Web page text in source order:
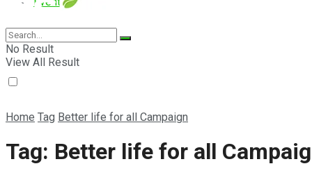
E-Magazine
No Result
View All Result
Home Tag Better life for all Campaign
Tag: Better life for all